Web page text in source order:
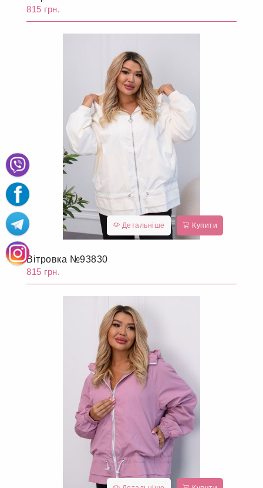
815 грн.
Детальніше Купити
Вітровка №93830
815 грн.